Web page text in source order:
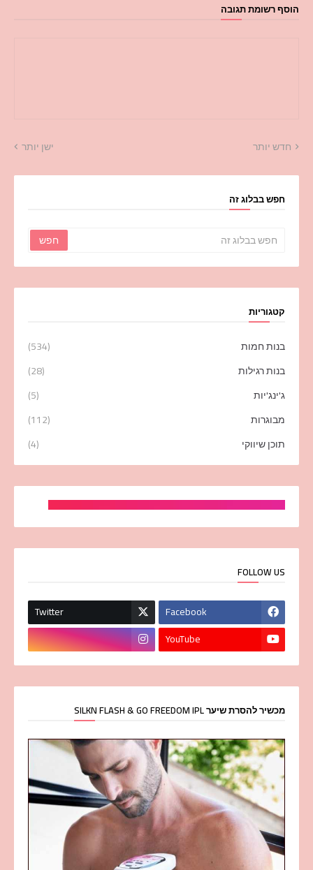
הוסף רשומת תגובה
חדש יותר ישן יותר
חפש בבלוג זה
קטגוריות
בנות חמות
(534)
בנות רגילות
(28)
ג'ינג'יות
(5)
מבוגרות
(112)
תוכן שיווקי
(4)
FOLLOW US
Facebook
Twitter
YouTube
מכשיר להסרת שיער SILKN FLASH & GO FREEDOM IPL